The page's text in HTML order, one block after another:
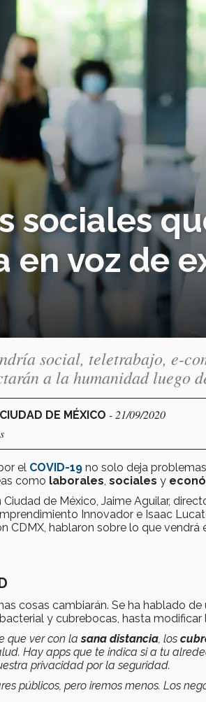
sociales
en voz de
social, teletrabajo, e-
a la humanidad luego
DE MÉXICO - 21/09/2020
el COVID-19 no solo deja
como laborales sociales y
de México, Jaime Aguilar,
Innovador e Isaac
CDMX, hablaron sobre lo que vendrá
cosas cambiarán. Se ha hablado
y cubrebocas, hasta
que ver con lasana distancia , los
Hay apps que te indica si a tu
privacidad por la seguridad.
públicos, pero iremos menos. Los